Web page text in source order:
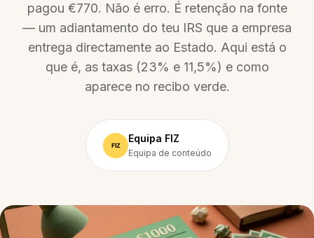
pagou €770. Não é erro. É retenção na fonte
— um adiantamento do teu IRS que a empresa
entrega directamente ao Estado. Aqui está o
que é, as taxas (23% e 11,5%) e como
aparece no recibo verde.
Equipa FIZ
Equipa de conteúdo